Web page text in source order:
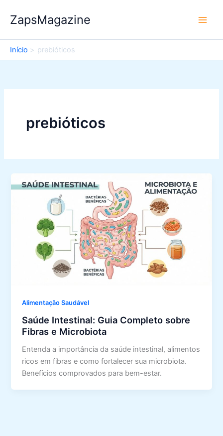
para
conteúdo
ZapsMagazine
Início prebióticos
prebióticos
Alimentação Saudável
Saúde Intestinal: Guia Completo sobre
Fibras e Microbiota
Entenda a importância da saúde intestinal, alimentos
ricos em fibras e como fortalecer sua microbiota.
Benefícios comprovados para bem-estar.